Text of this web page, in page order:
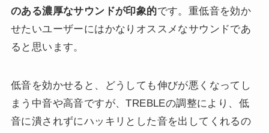
のある濃厚なサウンドが印象的です。重低音を効か
せたいユーザーにはかなりオススメなサウンドであ
ると思います。
低音を効かせると、どうしても伸びが悪くなってし
まう中音や高音ですが、TREBLEの調整により、低
音に潰されずにハッキリとした音を出してくれるの